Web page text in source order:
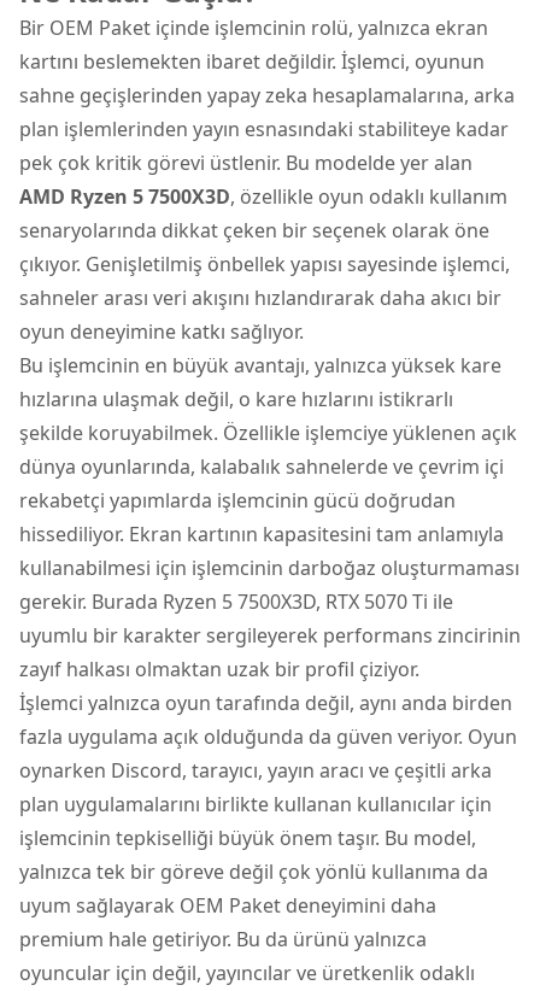
Bir OEM Paket içinde işlemcinin rolü, yalnızca ekran
kartını beslemekten ibaret değildir. İşlemci, oyunun
sahne geçişlerinden yapay zeka hesaplamalarına, arka
plan işlemlerinden yayın esnasındaki stabiliteye kadar
pek çok kritik görevi üstlenir. Bu modelde yer alan
AMD Ryzen 5 7500X3D, özellikle oyun odaklı kullanım
senaryolarında dikkat çeken bir seçenek olarak öne
çıkıyor. Genişletilmiş önbellek yapısı sayesinde işlemci,
sahneler arası veri akışını hızlandırarak daha akıcı bir
oyun deneyimine katkı sağlıyor.
Bu işlemcinin en büyük avantajı, yalnızca yüksek kare
hızlarına ulaşmak değil, o kare hızlarını istikrarlı
şekilde koruyabilmek. Özellikle işlemciye yüklenen açık
dünya oyunlarında, kalabalık sahnelerde ve çevrim içi
rekabetçi yapımlarda işlemcinin gücü doğrudan
hissediliyor. Ekran kartının kapasitesini tam anlamıyla
kullanabilmesi için işlemcinin darboğaz oluşturmaması
gerekir. Burada Ryzen 5 7500X3D, RTX 5070 Ti ile
uyumlu bir karakter sergileyerek performans zincirinin
zayıf halkası olmaktan uzak bir profil çiziyor.
İşlemci yalnızca oyun tarafında değil, aynı anda birden
fazla uygulama açık olduğunda da güven veriyor. Oyun
oynarken Discord, tarayıcı, yayın aracı ve çeşitli arka
plan uygulamalarını birlikte kullanan kullanıcılar için
işlemcinin tepkiselliği büyük önem taşır. Bu model,
yalnızca tek bir göreve değil çok yönlü kullanıma da
uyum sağlayarak OEM Paket deneyimini daha
premium hale getiriyor. Bu da ürünü yalnızca
oyuncular için değil, yayıncılar ve üretkenlik odaklı